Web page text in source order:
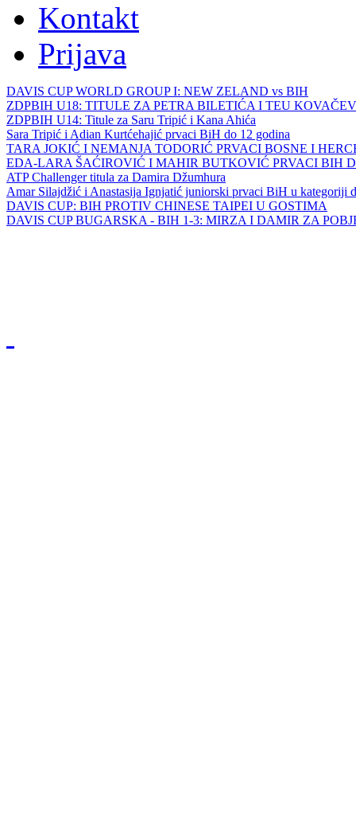
Kontakt
Prijava
DAVIS CUP WORLD GROUP I: NEW ZELAND vs BIH
ZDPBIH U18: TITULE ZA PETRA BILETIĆA I TEU
ZDPBIH U14: Titule za Saru Tripić i Kana Ahića
Sara Tripić i Adian Kurtćehajić prvaci BiH do 12 godina
TARA JOKIĆ I NEMANJA TODORIĆ PRVACI BOSNE I
EDA-LARA ŠAĆIROVIĆ I MAHIR BUTKOVIĆ PRVACI BIH
ATP Challenger titula za Damira Džumhura
Amar Silajdžić i Anastasija Ignjatić juniorski prvaci BiH u kategoriji
DAVIS CUP: BIH PROTIV CHINESE TAIPEI U GOSTIMA
DAVIS CUP BUGARSKA - BIH 1-3: MIRZA I DAMIR ZA